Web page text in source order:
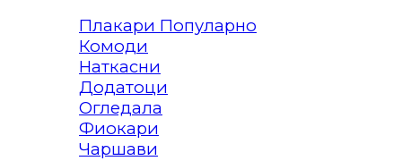
Плакари
Комоди
Наткасни
Додатоци
Огледала
Фиокари
Чаршави